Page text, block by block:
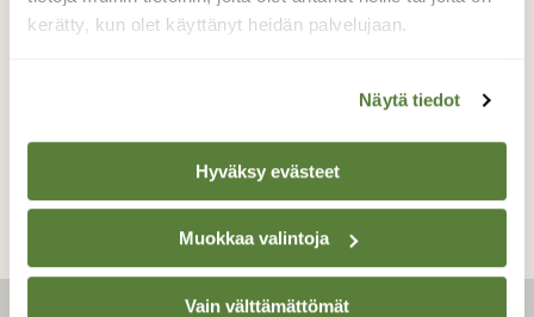
kerätty, kun olet käyttänyt heidän palvelujaan.
Näytä tiedot
Hyväksy evästeet
Muokkaa valintoja
Vain välttämättömät
Valokuvaaja: Leena Latvala, Ilmajoki 14.9.2025